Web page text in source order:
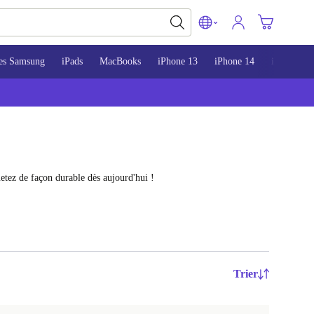
Samsung iPads MacBooks iPhone 13 iPhone 14 iPhone 15
de façon durable dès aujourd'hui !
Trier